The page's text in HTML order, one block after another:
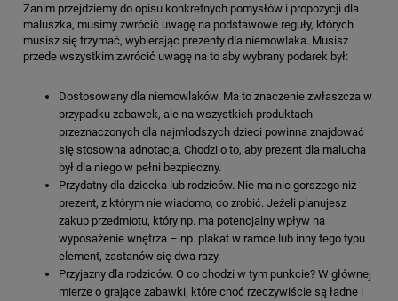
Zanim przejdziemy do opisu konkretnych pomysłów i propozycji dla
maluszka, musimy zwrócić uwagę na podstawowe reguły, których
musisz się trzymać, wybierając prezenty dla niemowlaka. Musisz
przede wszystkim zwrócić uwagę na to aby wybrany podarek był:
Dostosowany dla niemowlaków. Ma to znaczenie zwłaszcza w
przypadku zabawek, ale na wszystkich produktach
przeznaczonych dla najmłodszych dzieci powinna znajdować
się stosowna adnotacja. Chodzi o to, aby prezent dla malucha
był dla niego w pełni bezpieczny.
Przydatny dla dziecka lub rodziców. Nie ma nic gorszego niż
prezent, z którym nie wiadomo, co zrobić. Jeżeli planujesz
zakup przedmiotu, który np. ma potencjalny wpływ na
wyposażenie wnętrza – np. plakat w ramce lub inny tego typu
element, zastanów się dwa razy.
Przyjazny dla rodziców. O co chodzi w tym punkcie? W głównej
mierze o grające zabawki, które choć rzeczywiście są ładne i